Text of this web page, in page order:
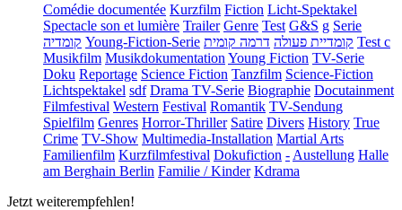
Comédie documentée Kurzfilm Fiction Licht-Spektakel
Spectacle son et lumière Trailer Genre Test G&S g Serie
קומדיה Young-Fiction-Serie קומדיית פעולה דרמה קומית
Test c
Musikfilm Musikdokumentation Young Fiction TV-Serie
Doku Reportage Science Fiction Tanzfilm Science-Fiction
Lichtspektakel sdf Drama TV-Serie Biographie Docutainment
Filmfestival Western Festival Romantik TV-Sendung
Spielfilm Genres Horror-Thriller Satire Divers History True
Crime TV-Show Multimedia-Installation Martial Arts
Familienfilm Kurzfilmfestival Dokufiction - Austellung Halle
am Berghain Berlin Familie / Kinder Kdrama
Jetzt weiterempfehlen!